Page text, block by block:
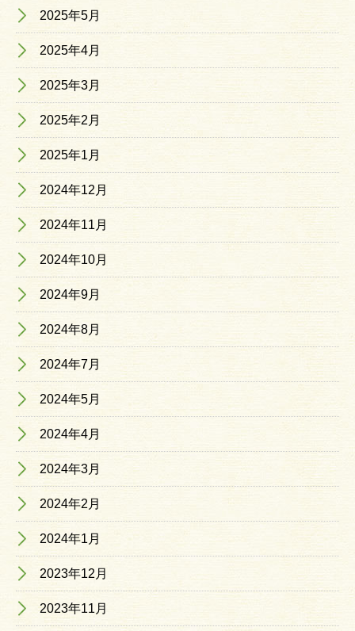
2025年5月
2025年4月
2025年3月
2025年2月
2025年1月
2024年12月
2024年11月
2024年10月
2024年9月
2024年8月
2024年7月
2024年5月
2024年4月
2024年3月
2024年2月
2024年1月
2023年12月
2023年11月